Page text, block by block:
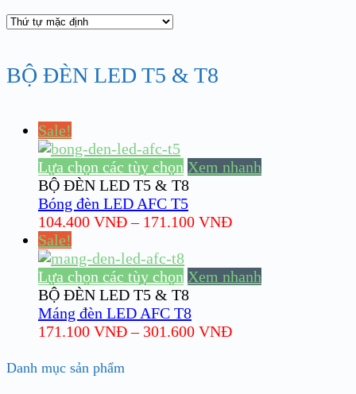
BỘ ĐÈN LED T5 & T8
Sale!
Lựa chọn các tùy chọn Xem nhanh
BỘ ĐÈN LED T5 & T8
Bóng đèn LED AFC T5
104.400 VNĐ– 171.100 VNĐ
Sale!
Lựa chọn các tùy chọn Xem nhanh
BỘ ĐÈN LED T5 & T8
Máng đèn LED AFC T8
171.100 VNĐ– 301.600 VNĐ
Danh mục sản phẩm